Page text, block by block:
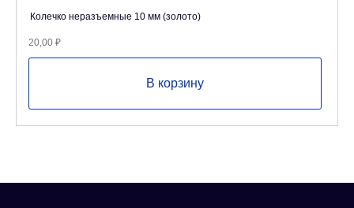
Колечко неразъемные 10 мм (золото)
20,00 ₽
В корзину